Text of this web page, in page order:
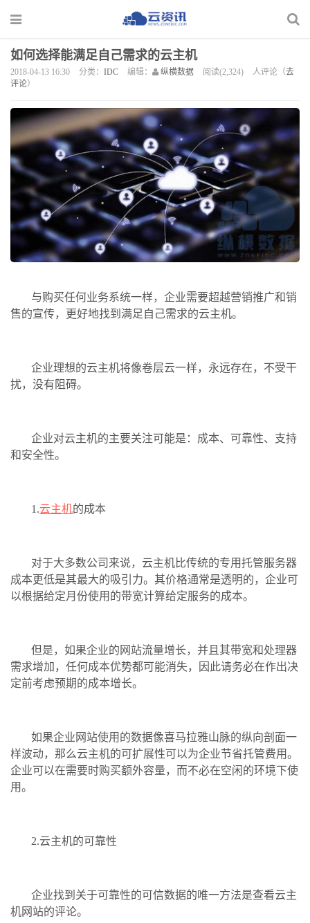
如何选择能满足自己需求的云主机
2018-04-13 16:30 分类： IDC 编辑： 纵横数据 阅读(2,324) 人评论（去
评论）
与购买任何业务系统一样，企业需要超越营销推广和销
售的宣传，更好地找到满足自己需求的云主机。
企业理想的云主机将像卷层云一样，永远存在，不受干
扰，没有阻碍。
企业对云主机的主要关注可能是：成本、可靠性、支持
和安全性。
1.云主机的成本
对于大多数公司来说，云主机比传统的专用托管服务器
成本更低是其最大的吸引力。其价格通常是透明的，企业可
以根据给定月份使用的带宽计算给定服务的成本。
但是，如果企业的网站流量增长，并且其带宽和处理器
需求增加，任何成本优势都可能消失，因此请务必在作出决
定前考虑预期的成本增长。
如果企业网站使用的数据像喜马拉雅山脉的纵向剖面一
样波动，那么云主机的可扩展性可以为企业节省托管费用。
企业可以在需要时购买额外容量，而不必在空闲的环境下使
用。
2.云主机的可靠性
企业找到关于可靠性的可信数据的唯一方法是查看云主
机网站的评论。